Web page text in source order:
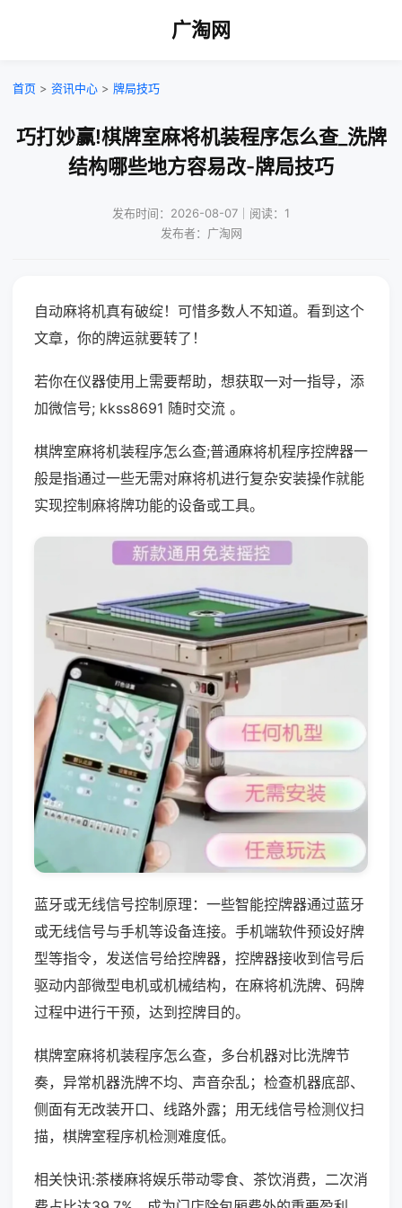
广淘网
首页 > 资讯中心 > 牌局技巧
巧打妙赢!棋牌室麻将机装程序怎么查_洗牌
结构哪些地方容易改-牌局技巧
发布时间：2026-08-07｜阅读：1
发布者：广淘网
自动麻将机真有破绽！可惜多数人不知道。看到这个
文章，你的牌运就要转了！
若你在仪器使用上需要帮助，想获取一对一指导，添
加微信号; kkss8691 随时交流 。
棋牌室麻将机装程序怎么查;普通麻将机程序控牌器一
般是指通过一些无需对麻将机进行复杂安装操作就能
实现控制麻将牌功能的设备或工具。
蓝牙或无线信号控制原理：一些智能控牌器通过蓝牙
或无线信号与手机等设备连接。手机端软件预设好牌
型等指令，发送信号给控牌器，控牌器接收到信号后
驱动内部微型电机或机械结构，在麻将机洗牌、码牌
过程中进行干预，达到控牌目的。
棋牌室麻将机装程序怎么查，多台机器对比洗牌节
奏，异常机器洗牌不均、声音杂乱；检查机器底部、
侧面有无改装开口、线路外露；用无线信号检测仪扫
描，棋牌室程序机检测难度低。
相关快讯:茶楼麻将娱乐带动零食、茶饮消费，二次消